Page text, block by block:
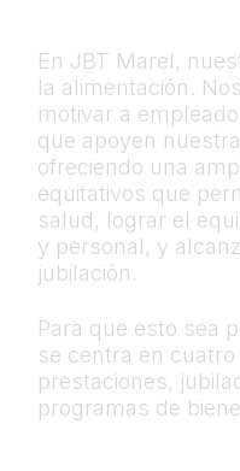
En JBT Marel,
la alimentación.
motivar a
que apoyen
ofreciendo una
equitativos que
salud, lograr el
y personal, y
jubilación.
Para que esto sea
se centra en
prestaciones,
programas de